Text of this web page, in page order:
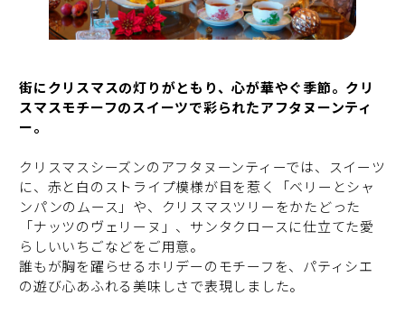
街にクリスマスの灯りがともり、心が華やぐ季節。クリ
スマスモチーフのスイーツで彩られたアフタヌーンティ
ー。
クリスマスシーズンのアフタヌーンティーでは、スイーツ
に、赤と白のストライプ模様が目を惹く「ベリーとシャ
ンパンのムース」や、クリスマスツリーをかたどった
「ナッツのヴェリーヌ」、サンタクロースに仕立てた愛
らしいいちごなどをご用意。
誰もが胸を躍らせるホリデーのモチーフを、パティシエ
の遊び心あふれる美味しさで表現しました。